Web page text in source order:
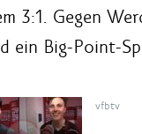
3:1. Gegen
ein Big-Point-
vfbtv